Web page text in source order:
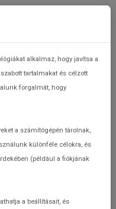
alkalmaz, hogy javítsa a
tartalmakat és célzott
forgalmát, hogy
a számítógépén tárolnak,
különféle célokra, és
(például a fiókjának
a beállításait, és